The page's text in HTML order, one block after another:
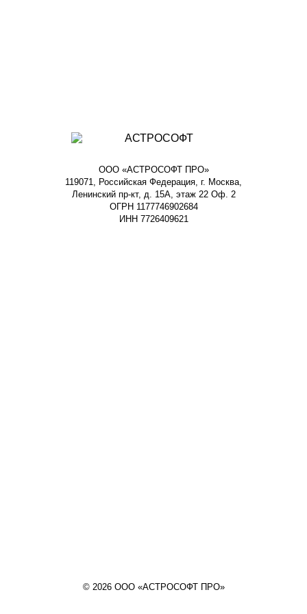
ООО «АСТРОСОФТ ПРО»
119071, Российская Федерация, г. Москва,
Ленинский пр-кт, д. 15А, этаж 22 Оф. 2
ОГРН 1177746902684
ИНН 7726409621
© 2026 ООО «АСТРОСОФТ ПРО»